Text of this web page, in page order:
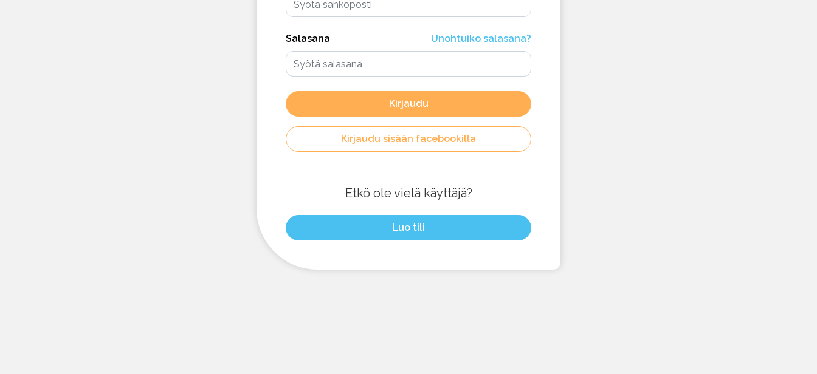
Salasana Unohtuiko salasana?
Kirjaudu
Kirjaudu sisään facebookilla
Etkö ole vielä käyttäjä?
Luo tili